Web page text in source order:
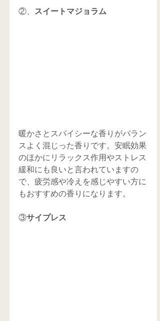
②、 スイートマジョラム
暖かさとスパイシーな香りがバラン
スよく混じった香りです。安眠効果
のほかにリラックス作用やストレス
緩和にも良いと言われていますの
で、疲労感や冷えを感じやすい方に
もおすすめの香りになります。
③サイプレス